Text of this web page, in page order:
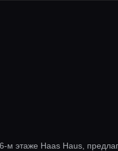
м этаже Haas Haus,